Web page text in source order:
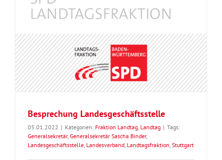
Besprechung Landesgeschäftsstelle
05.01.2022 | Kategorien: Fraktion Landtag, Landtag | Tags:
Generalsekretär, Generalsekretär Sascha Binder,
Landesgeschäftsstelle, Landesverband, Landtagsfraktion, Stuttgart